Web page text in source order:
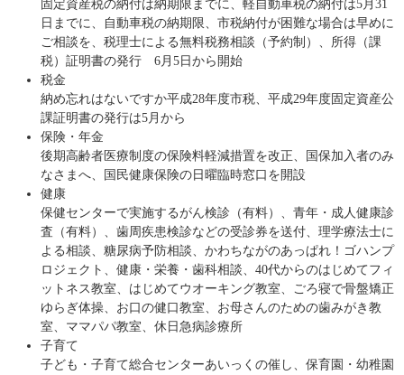
固定資産税の納付は納期限までに、軽自動車税の納付は5月31
日までに、自動車税の納期限、市税納付が困難な場合は早めに
ご相談を、税理士による無料税務相談（予約制）、所得（課
税）証明書の発行 6月5日から開始
税金
納め忘れはないですか平成28年度市税、平成29年度固定資産公
課証明書の発行は5月から
保険・年金
後期高齢者医療制度の保険料軽減措置を改正、国保加入者のみ
なさまへ、国民健康保険の日曜臨時窓口を開設
健康
保健センターで実施するがん検診（有料）、青年・成人健康診
査（有料）、歯周疾患検診などの受診券を送付、理学療法士に
よる相談、糖尿病予防相談、かわちながのあっぱれ！ゴハンプ
ロジェクト、健康・栄養・歯科相談、40代からのはじめてフィ
ットネス教室、はじめてウオーキング教室、ごろ寝で骨盤矯正
ゆらぎ体操、お口の健口教室、お母さんのための歯みがき教
室、ママパパ教室、休日急病診療所
子育て
子ども・子育て総合センターあいっくの催し、保育園・幼稚園